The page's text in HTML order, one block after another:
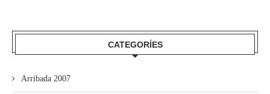
CATEGORÍES
Arribada 2007